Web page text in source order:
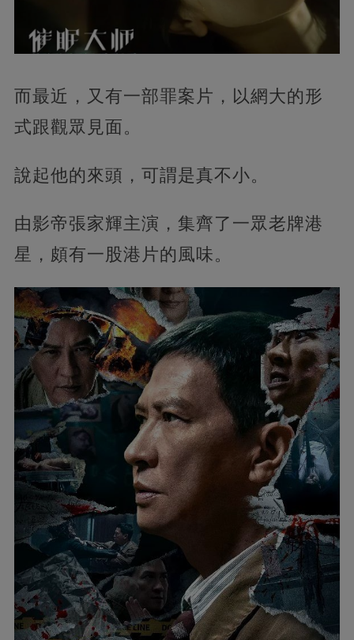
而最近，又有一部罪案片，以網大的形
式跟觀眾見面。
說起他的來頭，可謂是真不小。
由影帝張家輝主演，集齊了一眾老牌港
星，頗有一股港片的風味。